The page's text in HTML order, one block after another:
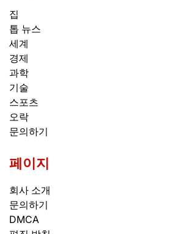
집
톱 뉴스
세계
경제
과학
기술
스포츠
오락
문의하기
페이지
회사 소개
문의하기
DMCA